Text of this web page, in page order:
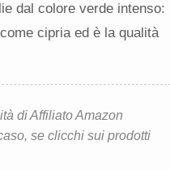
dal colore verde intenso:
cipria ed è la qualità
di Affiliato Amazon
se clicchi sui prodotti